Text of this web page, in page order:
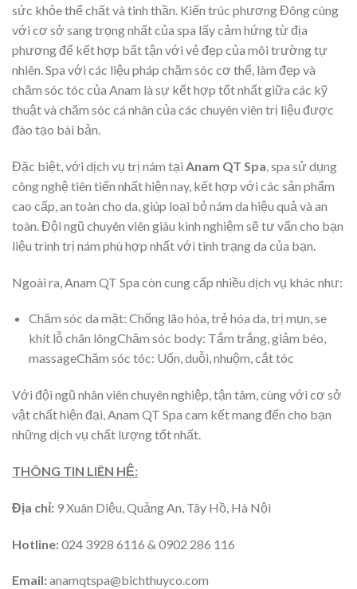
sức khỏe thể chất và tinh thần. Kiến trúc phương Đông cùng
với cơ sở sang trọng nhất của spa lấy cảm hứng từ địa
phương để kết hợp bất tận với vẻ đẹp của môi trường tự
nhiên. Spa với các liệu pháp chăm sóc cơ thể, làm đẹp và
chăm sóc tóc của Anam là sự kết hợp tốt nhất giữa các kỹ
thuật và chăm sóc cá nhân của các chuyên viên trị liệu được
đào tạo bài bản.
Đặc biệt, với dịch vụ trị nám tại Anam QT Spa , spa sử dụng
công nghệ tiên tiến nhất hiện nay, kết hợp với các sản phẩm
cao cấp, an toàn cho da, giúp loại bỏ nám da hiệu quả và an
toàn. Đội ngũ chuyên viên giàu kinh nghiệm sẽ tư vấn cho bạn
liệu trình trị nám phù hợp nhất với tình trạng da của bạn.
Ngoài ra, Anam QT Spa còn cung cấp nhiều dịch vụ khác như:
Chăm sóc da mặt: Chống lão hóa, trẻ hóa da, trị mụn, se
khít lỗ chân lôngChăm sóc body: Tắm trắng, giảm béo,
massageChăm sóc tóc: Uốn, duỗi, nhuộm, cắt tóc
Với đội ngũ nhân viên chuyên nghiệp, tận tâm, cùng với cơ sở
vật chất hiện đại, Anam QT Spa cam kết mang đến cho bạn
những dịch vụ chất lượng tốt nhất.
THÔNG TIN LIÊN HỆ:
Địa chỉ: 9 Xuân Diệu, Quảng An, Tây Hồ, Hà Nội
Hotline:024 3928 6116 & 0902 286 116
Email:anamqtspa@bichthuyco.com